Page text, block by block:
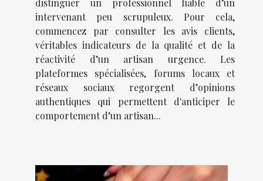
distinguer un professionnel fiable d’un
intervenant peu scrupuleux. Pour cela,
commencez par consulter les avis clients,
véritables indicateurs de la qualité et de la
réactivité d’un artisan urgence. Les
plateformes spécialisées, forums locaux et
réseaux sociaux regorgent d’opinions
authentiques qui permettent d'anticiper le
comportement d’un artisan...